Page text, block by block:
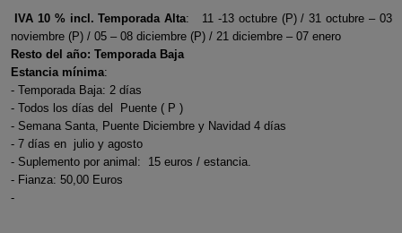
IVA 10 % incl. Temporada Alta: 11 -13 octubre (P) / 31 octubre – 03
noviembre (P) / 05 – 08 diciembre (P) / 21 diciembre – 07 enero
Resto del año: Temporada Baja
Estancia mínima:
- Temporada Baja: 2 días
- Todos los días del Puente ( P )
- Semana Santa, Puente Diciembre y Navidad 4 días
- 7 días en julio y agosto
- Suplemento por animal: 15 euros / estancia.
- Fianza: 50,00 Euros
-